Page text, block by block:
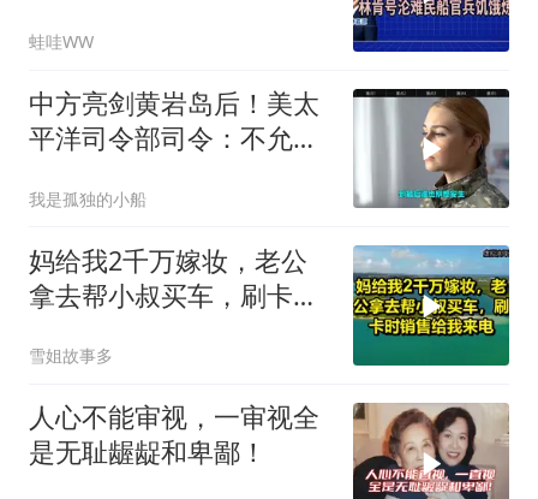
亮.栗正杰｜辣晚报
20260807
蛙哇WW
中方亮剑黄岩岛后！美太
平洋司令部司令：不允许
我是孤独的小船
妈给我2千万嫁妆，老公
拿去帮小叔买车，刷卡时
雪姐故事多
人心不能审视，一审视全
是无耻龌龊和卑鄙！